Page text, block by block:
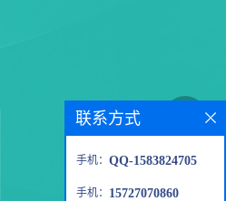
联系方式
手机： QQ-1583824705
手机： 15727070860